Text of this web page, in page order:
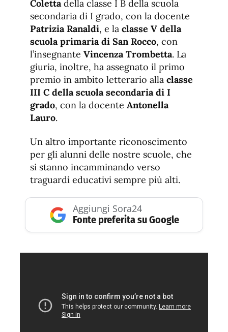
Colettadella classe I B della scuola
secondaria di I grado, con la docente
Patrizia Ranaldi, e la classe V della
scuola primaria di San Rocco, con
l’insegnante Vincenza Trombetta. La
giuria, inoltre, ha assegnato il primo
premio in ambito letterario alla classe
III C della scuola secondaria di I
grado, con la docente Antonella
Lauro.
Un altro importante riconoscimento
per gli alunni delle nostre scuole, che
si stanno incamminando verso
traguardi educativi sempre più alti.
Aggiungi Sora24
Fonte preferita su Google